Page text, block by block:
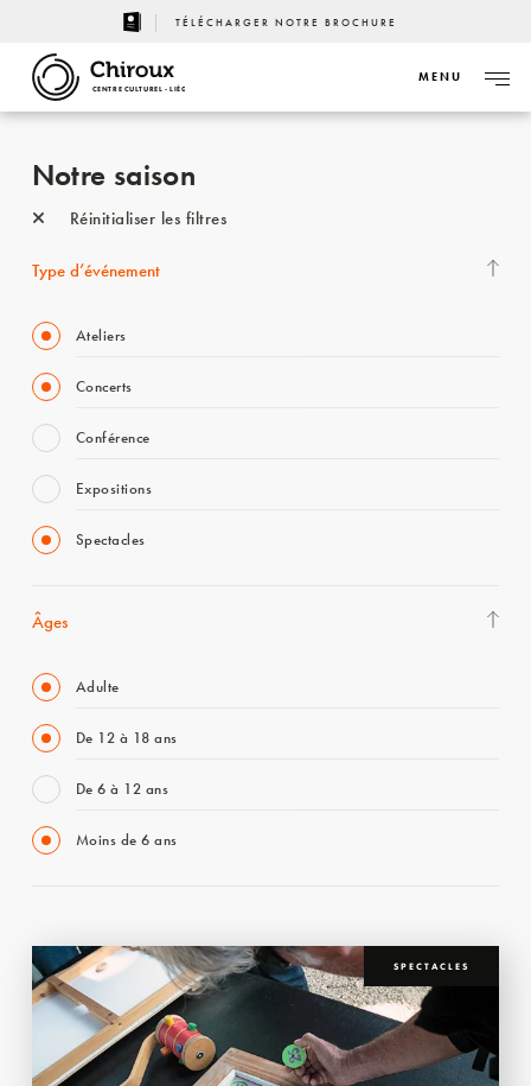
TÉLÉCHARGER NOTRE BROCHURE
CENTRE CULTUREL - LIÈGE
MENU
Notre saison
Réinitialiser les filtres
Type d’événement
Ateliers
Concerts
Conférence
Expositions
Spectacles
Âges
Adulte
De 12 à 18 ans
De 6 à 12 ans
Moins de 6 ans
SPECTACLES